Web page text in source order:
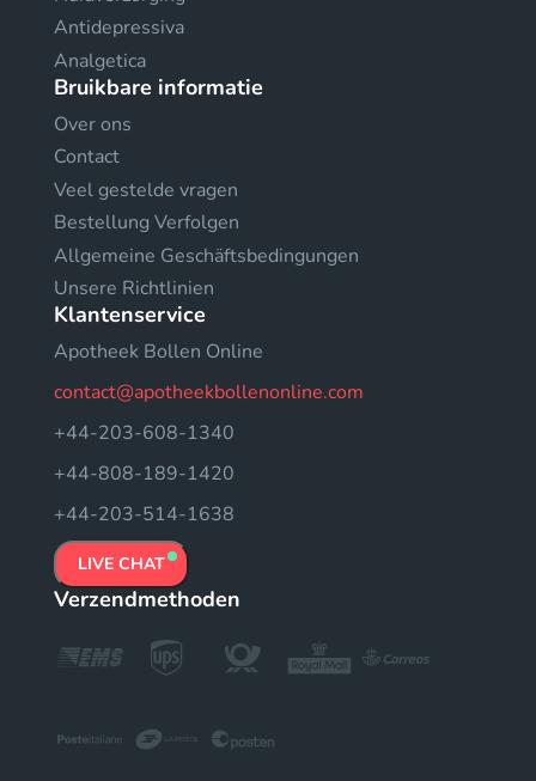
Antidepressiva
Analgetica
Bruikbare informatie
Over ons
Contact
Veel gestelde vragen
Bestellung Verfolgen
Allgemeine Geschäftsbedingungen
Unsere Richtlinien
Klantenservice
Apotheek Bollen Online
contact@apotheekbollenonline.com
+44-203-608-1340
+44-808-189-1420
+44-203-514-1638
LIVE CHAT
Verzendmethoden